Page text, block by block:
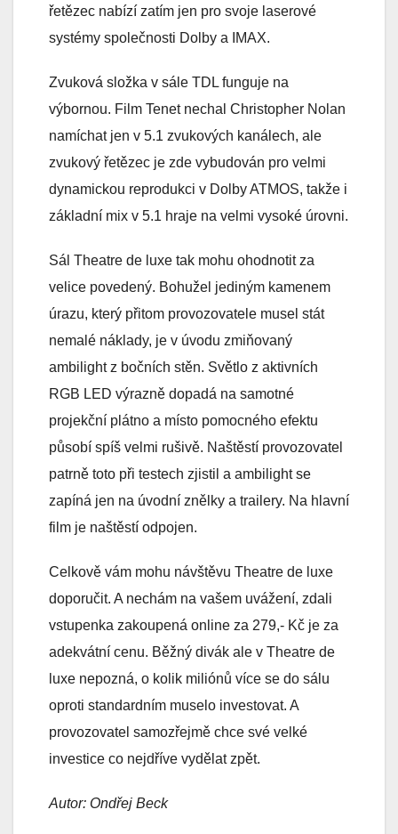
řetězec nabízí zatím jen pro svoje laserové
systémy společnosti Dolby a IMAX.
Zvuková složka v sále TDL funguje na
výbornou. Film Tenet nechal Christopher Nolan
namíchat jen v 5.1 zvukových kanálech, ale
zvukový řetězec je zde vybudován pro velmi
dynamickou reprodukci v Dolby ATMOS, takže i
základní mix v 5.1 hraje na velmi vysoké úrovni.
Sál Theatre de luxe tak mohu ohodnotit za
velice povedený. Bohužel jediným kamenem
úrazu, který přitom provozovatele musel stát
nemalé náklady, je v úvodu zmiňovaný
ambilight z bočních stěn. Světlo z aktivních
RGB LED výrazně dopadá na samotné
projekční plátno a místo pomocného efektu
působí spíš velmi rušivě. Naštěstí provozovatel
patrně toto při testech zjistil a ambilight se
zapíná jen na úvodní znělky a trailery. Na hlavní
film je naštěstí odpojen.
Celkově vám mohu návštěvu Theatre de luxe
doporučit. A nechám na vašem uvážení, zdali
vstupenka zakoupená online za 279,- Kč je za
adekvátní cenu. Běžný divák ale v Theatre de
luxe nepozná, o kolik miliónů více se do sálu
oproti standardním muselo investovat. A
provozovatel samozřejmě chce své velké
investice co nejdříve vydělat zpět.
Autor: Ondřej Beck